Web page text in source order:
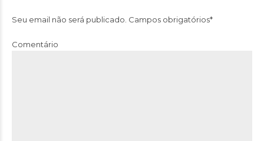
Seu email não será publicado. Campos obrigatórios*
Comentário